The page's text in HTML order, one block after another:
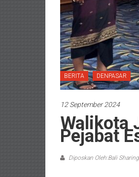
BERITA DENPASAR
12 September 2024
Walikota
Pejabat
Diposkan Oleh:Bali Sharing